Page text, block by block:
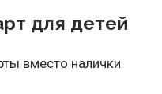
для детей
вместо налички